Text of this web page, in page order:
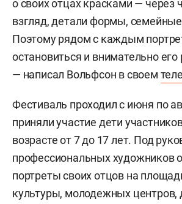
о своих отцах красками — через
взгляд, детали формы,
Поэтому рядом с каждым
остановиться и внимательно его
— написал Вольфсон в своем
Фестиваль проходил с июня по
приняли участие дети
возрасте от 7 до 17 лет. Под
профессиональных художников
портреты своих отцов на
культуры, молодежных центров,